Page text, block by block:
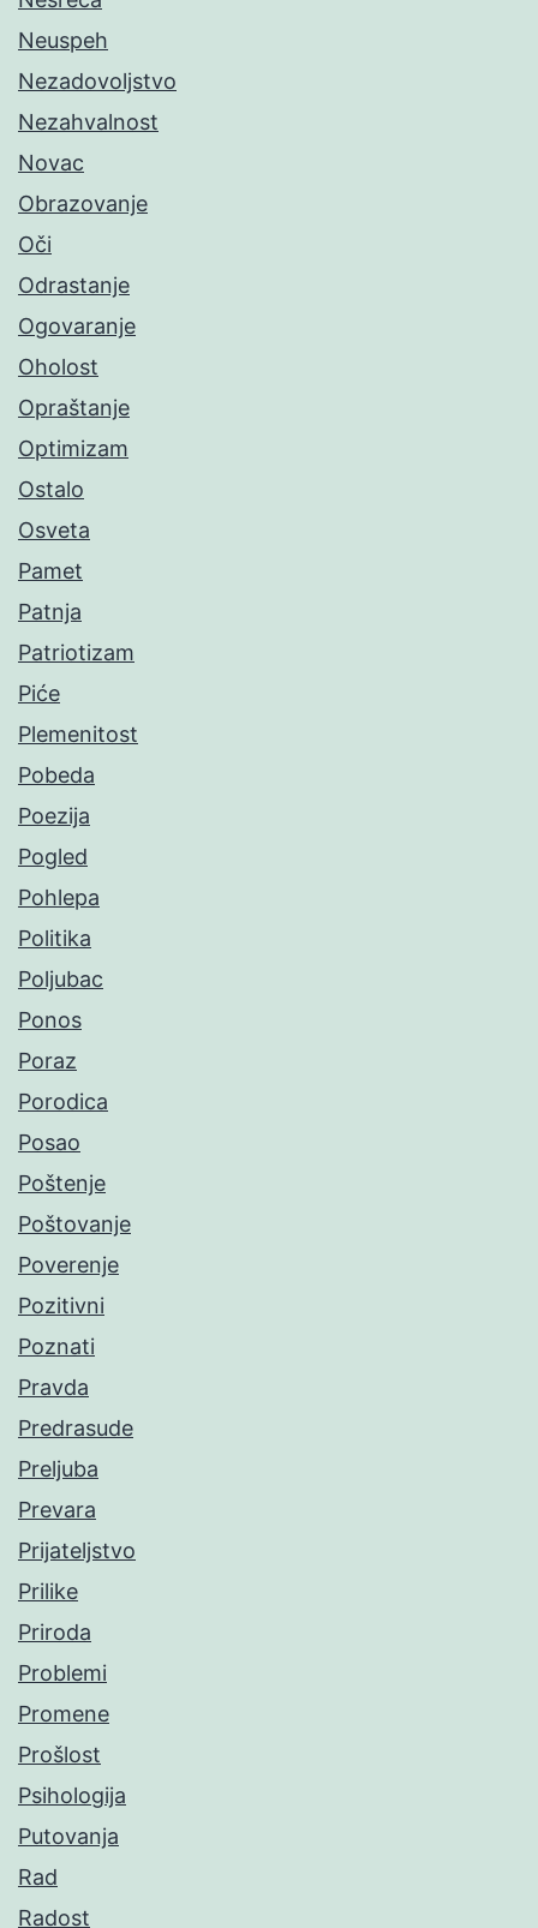
Neuspeh
Nezadovoljstvo
Nezahvalnost
Novac
Obrazovanje
Oči
Odrastanje
Ogovaranje
Oholost
Opraštanje
Optimizam
Ostalo
Osveta
Pamet
Patnja
Patriotizam
Piće
Plemenitost
Pobeda
Poezija
Pogled
Pohlepa
Politika
Poljubac
Ponos
Poraz
Porodica
Posao
Poštenje
Poštovanje
Poverenje
Pozitivni
Poznati
Pravda
Predrasude
Preljuba
Prevara
Prijateljstvo
Prilike
Priroda
Problemi
Promene
Prošlost
Psihologija
Putovanja
Rad
Radost